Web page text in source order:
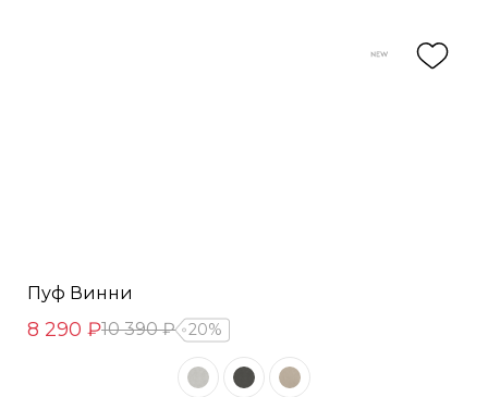
Пуф Винни
8 290 ₽10 390 ₽ 20%